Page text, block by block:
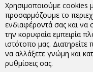
Copyright ©
Χρησιμοποιούμε cookies
προσαρμόζουμε το
ενδιαφέροντά σας και να
την κορυφαία εμπειρία
ιστότοπο μας. Διατηρείτε
να αλλάξετε γνώμη και
ρυθμίσεις σας.